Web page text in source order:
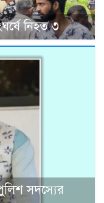
নিহত ৩
সদস্যের